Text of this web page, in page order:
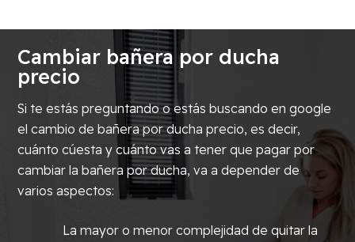
Cambiar bañera por ducha
precio
Si te estás preguntando o estás buscando en google
el cambio de bañera por ducha precio, es decir,
cuánto cúesta y cuánto vas a tener que pagar por
cambiar la bañera por ducha, va a depender de
varios aspectos:
La mayor o menor complejidad de quitar la